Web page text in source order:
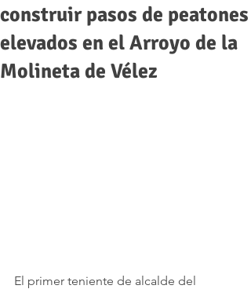
construir pasos de peatones
elevados en el Arroyo de la
Molineta de Vélez
El primer teniente de alcalde del